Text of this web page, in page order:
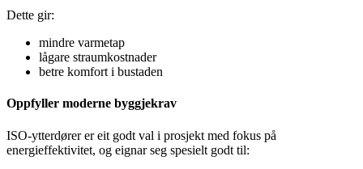
Dette gir:
mindre varmetap
lågare straumkostnader
betre komfort i bustaden
Oppfyller moderne byggjekrav
ISO-ytterdører er eit godt val i prosjekt med fokus på
energieffektivitet, og eignar seg spesielt godt til: